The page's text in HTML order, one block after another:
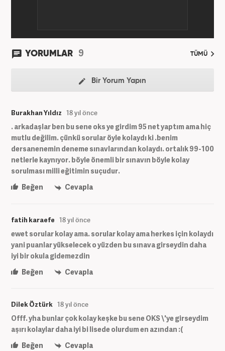
YORUMLAR 9 TÜMÜ
Bir Yorum Yapın
Burakhan Yıldız 18 yıl önce
. arkadaşlar ben bu sene oks ye girdim 95 net yaptım ama hiç
mutlu değilim. çünkü sorular öyle kolaydı ki .benim
dersanenemin deneme sınavlarından kolaydı. ortalık 99-100
netlerle kaynıyor. böyle önemli bir sınavın böyle kolay
sorulması milli eğitimin suçudur.
Beğen
Cevapla
fatih karaefe 18 yıl önce
ewet sorular kolay ama. sorular kolay ama herkes için kolaydı
yani puanlar yükselecek o yüzden bu sınava girseydin daha
iyi bir okula gidemezdin
Beğen
Cevapla
Dilek Öztürk 18 yıl önce
Offf. yha bunlar çok kolay keşke bu sene OKS \'ye girseydim
aşırı kolaylar daha iyi bi lisede olurdum en azından :(
Beğen
Cevapla